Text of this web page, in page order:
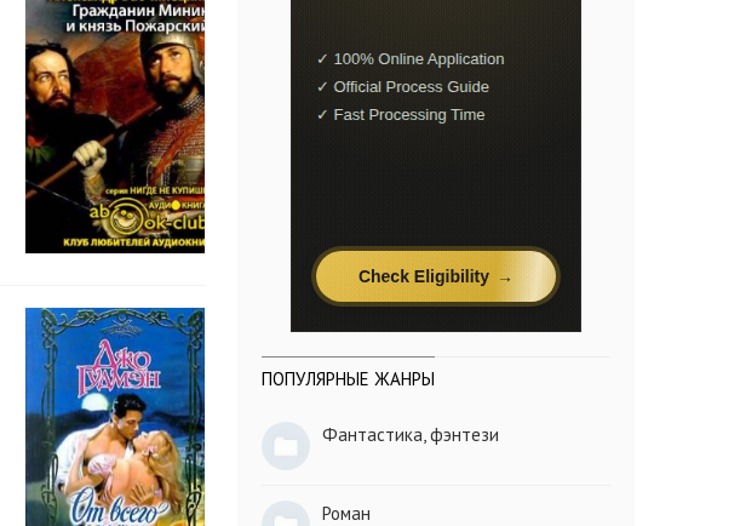
ПОПУЛЯРНЫЕ ЖАНРЫ
Фантастика, фэнтези
Роман